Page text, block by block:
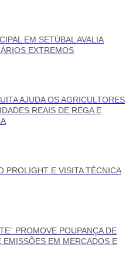
EM SETÚBAL AVALIA
EXTREMOS
AJUDA OS AGRICULTORES
REAIS DE REGA E
PROLIGHT E VISITA TÉCNICA
PROMOVE POUPANÇA DE
EMISSÕES EM MERCADOS E